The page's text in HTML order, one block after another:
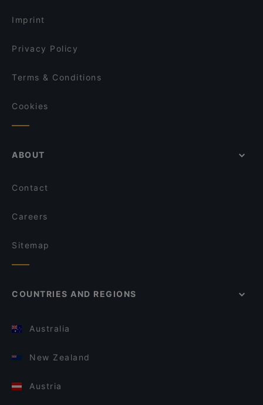
Donburi Sushis-Bowls-Rolls
Imprint
Privacy Policy
Terms & Conditions
Cookies
ABOUT
Contact
Careers
Sitemap
COUNTRIES AND REGIONS
Australia
New Zealand
Austria